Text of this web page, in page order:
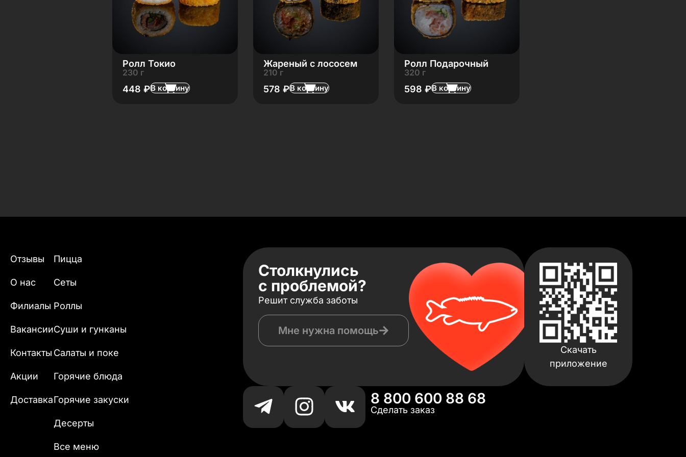
Ролл Токио
230 г
448 ₽В корзину
Жареный с лососем
210 г
578 ₽В корзину
Ролл Подарочный
320 г
598₽В корзину
Отзывы
О нас
Филиалы
Вакансии
Контакты
Акции
Доставка
Пицца
Сеты
Роллы
Суши и гунканы
Салаты и поке
Горячие блюда
Горячие закуски
Десерты
Все меню
Столкнулись
с проблемой?
Решит служба заботы
Мне нужна помощь
Скачать
приложение
8 800 600 88 68
Сделать заказ